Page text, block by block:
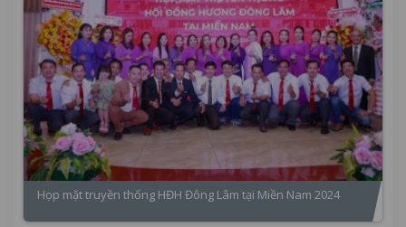
Họp mặt truyền thống HĐH Đông Lâm tại Miền Nam 2024